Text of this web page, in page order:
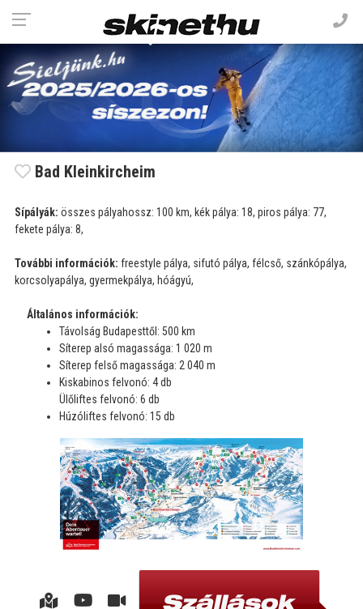
Bad Kleinkircheim
Sípályák: összes pályahossz: 100 km, kék pálya: 18, piros pálya: 77,
fekete pálya: 8,
További információk: freestyle pálya, sifutó pálya, félcső, szánkópálya,
korcsolyapálya, gyermekpálya, hóágyú,
Általános információk:
Távolság Budapesttől: 500 km
Síterep alsó magassága: 1 020 m
Síterep felső magassága: 2 040 m
Kiskabinos felvonó: 4 db
Ülőliftes felvonó: 6 db
Húzóliftes felvonó: 15 db